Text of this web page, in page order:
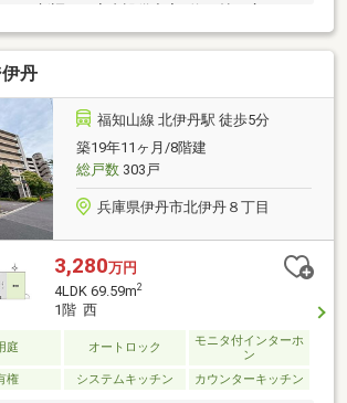
でゆとりある暮らしを実現
丹
福知山線 北伊丹駅 徒歩5分
築19年11ヶ月/8階建
総戸数303戸
兵庫県伊丹市北伊丹８丁目
3,280万円
4LDK 69.59m2
1階 西
庭 オートロック
モニタ付インターホ
ン
権
システムキッチン カウンターキッチン